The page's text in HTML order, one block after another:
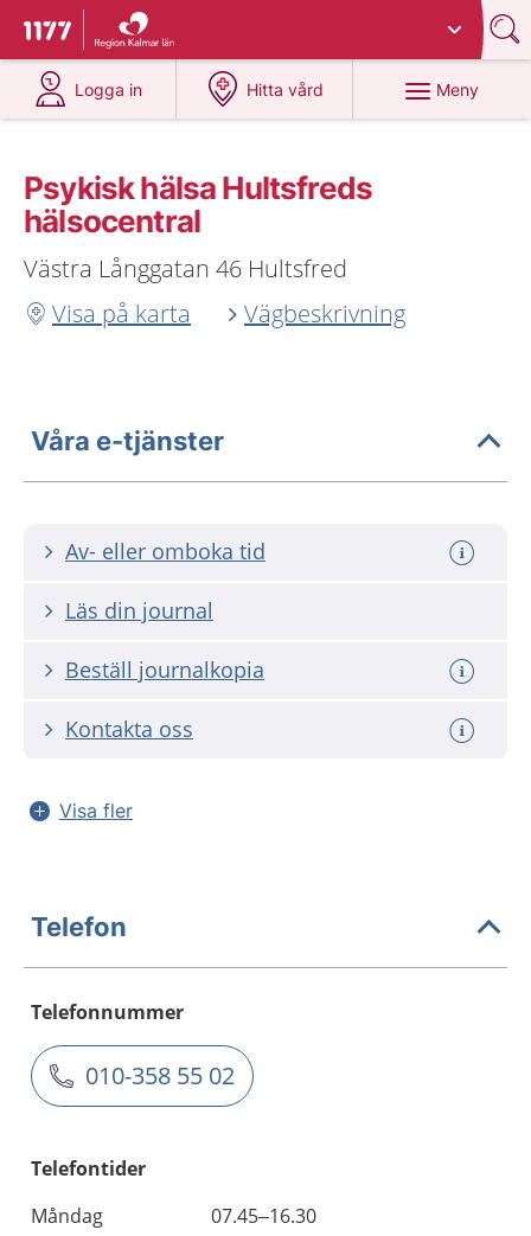
Till startsidan för 1177
Du har valt region
Logga in
på 1177.se
Hitta vård
på 1177.se
Meny
Psykisk hälsa Hultsfreds
hälsocentral
Västra Långgatan 46 Hultsfred
Visa på karta
Vägbeskrivning
Våra e-tjänster
Av- eller omboka tid
Läs din journal
Beställ journalkopia
Kontakta oss
Visa fler
Telefon
Telefonnummer
010-358 55 02
Telefontider
Måndag
07.45–16.30